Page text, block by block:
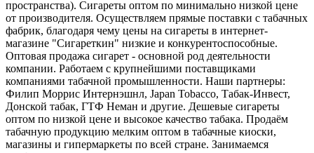
пространства). Сигареты оптом по минимально низкой цене
от производителя. Осуществляем прямые поставки с табачных
фабрик, благодаря чему цены на сигареты в интернет-
магазине "Сигареткин" низкие и конкурентоспособные.
Оптовая продажа сигарет - основной род деятельности
компании. Работаем с крупнейшими поставщиками
компаниями табачной промышленности. Наши партнеры:
Филип Моррис Интернэшнл, Japan Tobacco, Табак-Инвест,
Донской табак, ГТФ Неман и другие. Дешевые сигареты
оптом по низкой цене и высокое качество табака. Продаём
табачную продукцию мелким оптом в табачные киоски,
магазины и гипермаркеты по всей стране. Занимаемся